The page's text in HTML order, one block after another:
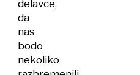
delavce,
da
nas
bodo
nekoliko